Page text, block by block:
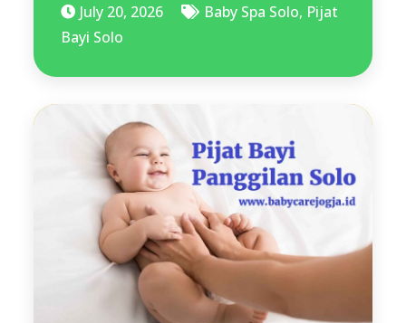
July 20, 2026 Baby Spa Solo, Pijat
Bayi Solo